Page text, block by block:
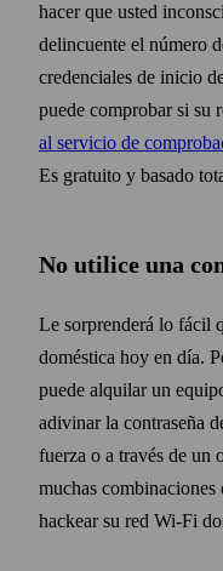
hacer que usted
delincuente el número
credenciales de inicio
puede comprobar si su
al servicio de
Es gratuito y basado
No utilice una
Le sorprenderá lo fácil
doméstica hoy en día.
puede alquilar un
adivinar la contra­seña
fuerza o a través de un
muchas combinaciones
hackear su red Wi‑Fi